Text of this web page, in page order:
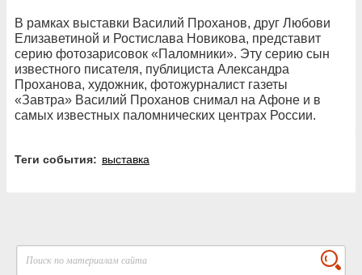
В рамках выставки Василий Проханов, друг Любови
Елизаветиной и Ростислава Новикова, представит
серию фотозарисовок «Паломники». Эту серию сын
известного писателя, публициста Александра
Проханова, художник, фотожурналист газеты
«Завтра» Василий Проханов снимал на Афоне и в
самых известных паломнических центрах России.
Теги события: выставка